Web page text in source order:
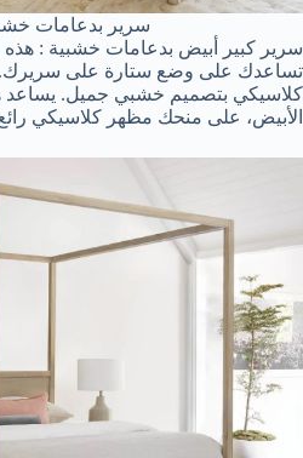
سرير بدعامات
سرير كبير أبيض بدعامات خشبية : هذه
تساعدك على وضع ستارة على سريرك.
كلاسيكي بتصميم خشبي جميل. يساعد
الأبيض، على منحك مظهر كلاسيكي